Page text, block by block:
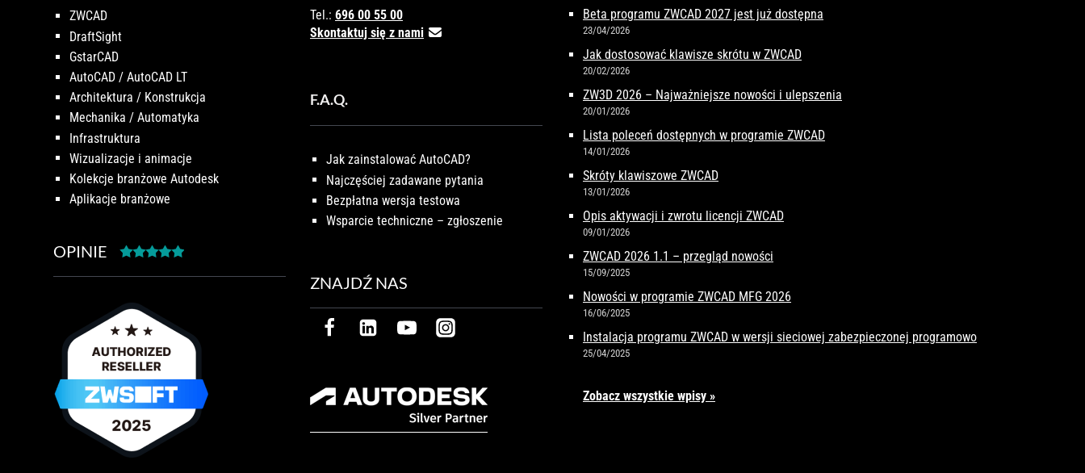
3D
ZWCAD
DraftSight
GstarCAD
AutoCAD / AutoCAD LT
Architektura / Konstrukcja
Mechanika / Automatyka
Infrastruktura
Wizualizacje i animacje
Kolekcje branżowe Autodesk
Aplikacje branżowe
OPINIE
Tel.: 696 00 55 00
Skontaktuj się z nami
F.A.Q.
Jak zainstalować AutoCAD?
Najczęściej zadawane pytania
Bezpłatna wersja testowa
Wsparcie techniczne – zgłoszenie
ZNAJDŹ NAS
Beta programu ZWCAD 2027 jest już dostępna
23/04/2026
Jak dostosować klawisze skrótu w ZWCAD
20/02/2026
ZW3D 2026 – Najważniejsze nowości i ulepszenia
20/01/2026
Lista poleceń dostępnych w programie ZWCAD
14/01/2026
Skróty klawiszowe ZWCAD
13/01/2026
Opis aktywacji i zwrotu licencji ZWCAD
09/01/2026
ZWCAD 2026 1.1 – przegląd nowości
15/09/2025
Nowości w programie ZWCAD MFG 2026
16/06/2025
Instalacja programu ZWCAD w wersji sieciowej zabezpieczonej programowo
25/04/2025
Zobacz wszystkie wpisy »